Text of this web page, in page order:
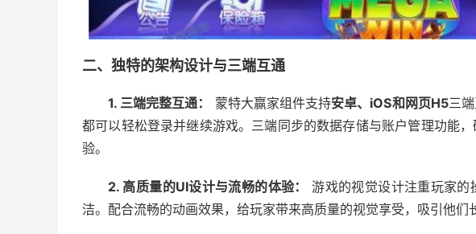
二、独特的架构设计与三端互通
1. 三端完整互通： 蒙特大赢家组件支持安卓、iOS和网页H5三
都可以轻松登录并继续游戏。三端同步的数据存储与账户管理功能
验。
2. 高质量的UI设计与流畅的体验：
游戏的视觉设计注重玩家
洁。配合流畅的动画效果，给玩家带来高质量的视觉享受，吸引他们